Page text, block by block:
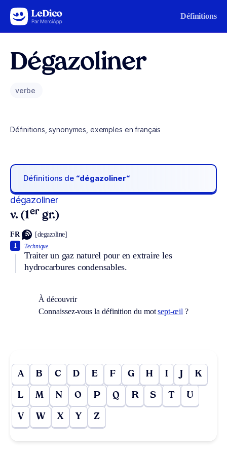
Aller au contenu Définitions
Dégazoliner
verbe
Définitions, synonymes, exemples en français
Définitions de “dégazoliner“
dégazoliner
v. (1er gr.)
FR [degazɔline]
Technique.
Traiter un gaz naturel pour en extraire les
hydrocarbures condensables.
1
À découvrir
Connaissez-vous la définition du motsept-œil ?
A B C D E F G H I J K
L M N O P Q R S T U
V W X Y Z